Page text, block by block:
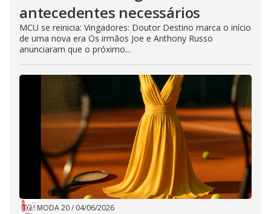
antecedentes necessários
MCU se reinicia: Vingadores: Doutor Destino marca o início
de uma nova era Os irmãos Joe e Anthony Russo
anunciaram que o próximo...
MODA 20/ 04/06/2026